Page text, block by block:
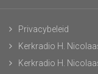
Privacybeleid
Kerkradio H.
Kerkradio H.